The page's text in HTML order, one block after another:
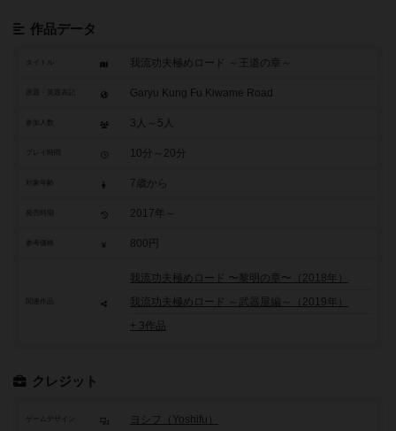
作品データ
タイトル 我流功夫極めロード ～王道の章～
Garyu Kung Fu Kiwame Road
参加人数 3人～5人
10分～20分
7歳から
2017年～
参考価格 800円
関連作品
我流功夫極めロード 〜黎明の章〜（2018年）
我流功夫極めロード ～武器屋編～（2019年）
+ 3作品
クレジット
ゲームデザイン ヨシフ（Yoshifu）